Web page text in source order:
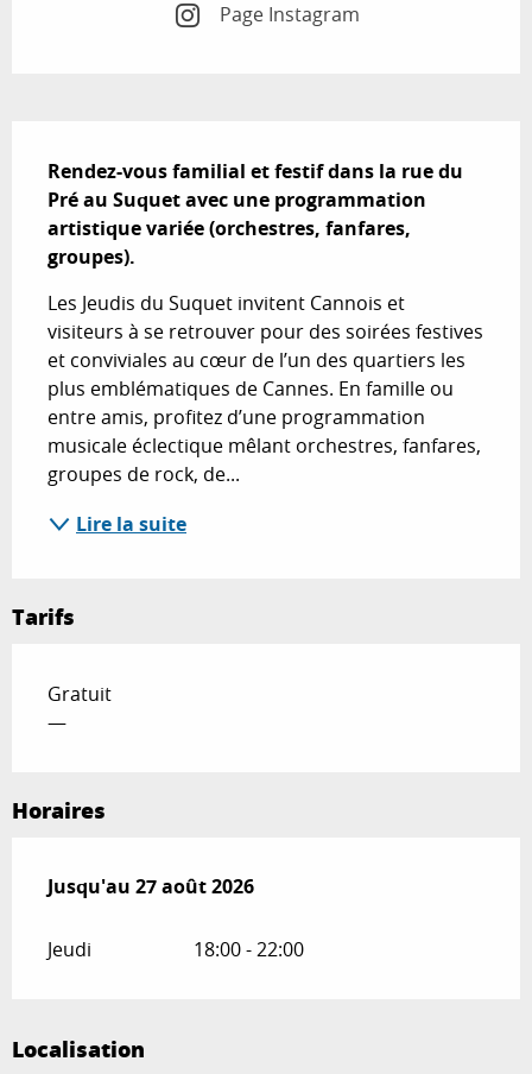
Page Instagram
Rendez-vous familial et festif dans la rue du
Pré au Suquet avec une programmation
artistique variée (orchestres, fanfares,
groupes).
Les Jeudis du Suquet invitent Cannois et
visiteurs à se retrouver pour des soirées festives
et conviviales au cœur de l’un des quartiers les
plus emblématiques de Cannes. En famille ou
entre amis, profitez d’une programmation
musicale éclectique mêlant orchestres, fanfares,
groupes de rock, de...
Lire la suite
Tarifs
Gratuit
—
Horaires
Du2 juillet 2026au27 août 2026
Jusqu'au 27 août 2026
Jeudi 18:00 - 22:00
Localisation